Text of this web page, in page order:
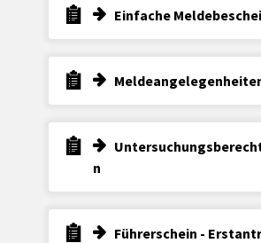
Einfache
n
Führerschein -